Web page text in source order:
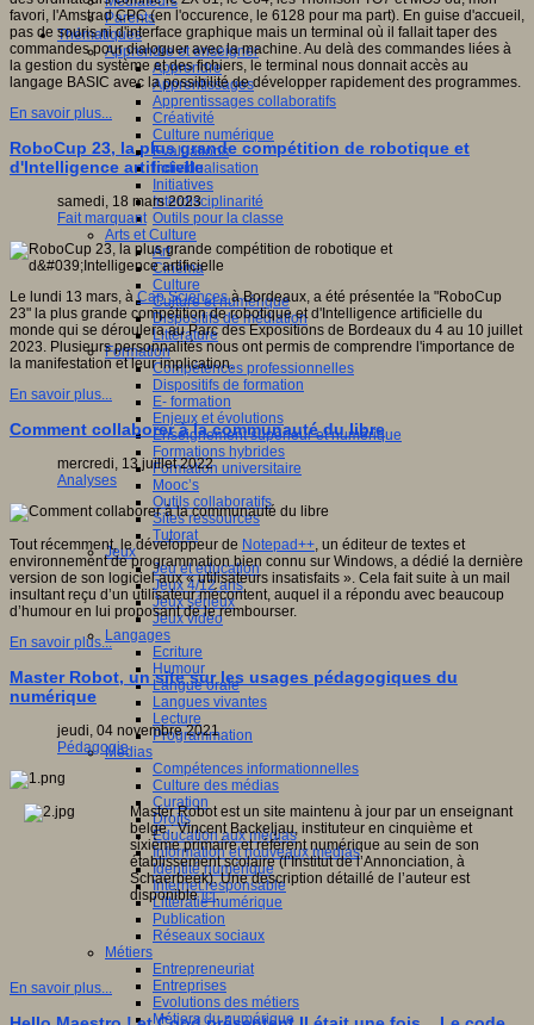
Parents
Thématiques
Apprendre et enseigner
Apprendre
Apprentissages
Apprentissages collaboratifs
Créativité
Culture numérique
Evaluations
Individualisation
Initiatives
Interdisciplinarité
Outils pour la classe
Arts et Culture
Art
Cinéma
Culture
Culture et numérique
Dispositifs de médiation
Littérature
Formation
Compétences professionnelles
Dispositifs de formation
E- formation
Enjeux et évolutions
Enseignement supérieur et numérique
Formations hybrides
Formation universitaire
Mooc’s
Outils collaboratifs
Sites ressources
Tutorat
Jeux
Jeu et éducation
Jeux 4/12 ans
Jeux sérieux
Jeux vidéo
Langages
Ecriture
Humour
Langue orale
Langues vivantes
Lecture
Programmation
Médias
Compétences informationnelles
Culture des médias
Curation
Droits
Education aux médias
Information et nouveaux médias
Identité numérique
Internet responsable
Littératie numérique
Publication
Réseaux sociaux
Métiers
Entrepreneuriat
Entreprises
Evolutions des métiers
Métiers du numérique
favori, l'Amstrad CPC (en l'occurence, le 6128 pour ma part). En guise d'accueil,
pas de souris ni d'interface graphique mais un terminal où il fallait taper des
commandes pour dialoguer avec la machine. Au delà des commandes liées à
la gestion du système et des fichiers, le terminal nous donnait accès au
langage BASIC avec la possibilité de développer rapidement des programmes.
En savoir plus...
RoboCup 23, la plus grande compétition de robotique et
d'Intelligence artificielle
samedi, 18 mars 2023
Fait marquant
Le lundi 13 mars, àCap Sciencesà Bordeaux, a été présentée la "RoboCup
23" la plus grande compétition de robotique et d'Intelligence artificielle du
monde qui se déroulera au Parc des Expositions de Bordeaux du 4 au 10 juillet
2023. Plusieurs personnalités nous ont permis de comprendre l'importance de
la manifestation et leur implication.
En savoir plus...
Comment collaborer à la communauté du libre
mercredi, 13 juillet 2022
Analyses
Tout récemment, le développeur de Notepad++, un éditeur de textes et
environnement de programmation bien connu sur Windows, a dédié la dernière
version de son logiciel aux « utilisateurs insatisfaits ». Cela fait suite à un mail
insultant reçu d’un utilisateur mécontent, auquel il a répondu avec beaucoup
d’humour en lui proposant de le rembourser.
En savoir plus...
Master Robot, un site sur les usages pédagogiques du
numérique
jeudi, 04 novembre 2021
Pédagogie
Master Robot est un site maintenu à jour par un enseignant
belge : Vincent Backeljau, instituteur en cinquième et
sixième primaire et référent numérique au sein de son
établissement scolaire (l’Institut de l’Annonciation, à
Schaerbeek). Une description détaillé de l’auteur est
disponibleici.
En savoir plus...